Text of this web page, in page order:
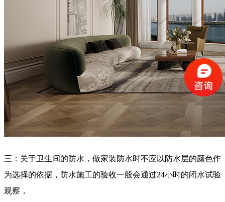
三：关于卫生间的防水，做家装防水时不应以防水层的颜色作
为选择的依据，防水施工的验收一般会通过24小时的闭水试验
观察，